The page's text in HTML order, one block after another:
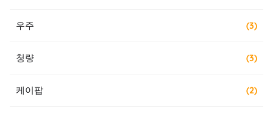
우주 (3)
청량 (3)
케이팝 (2)